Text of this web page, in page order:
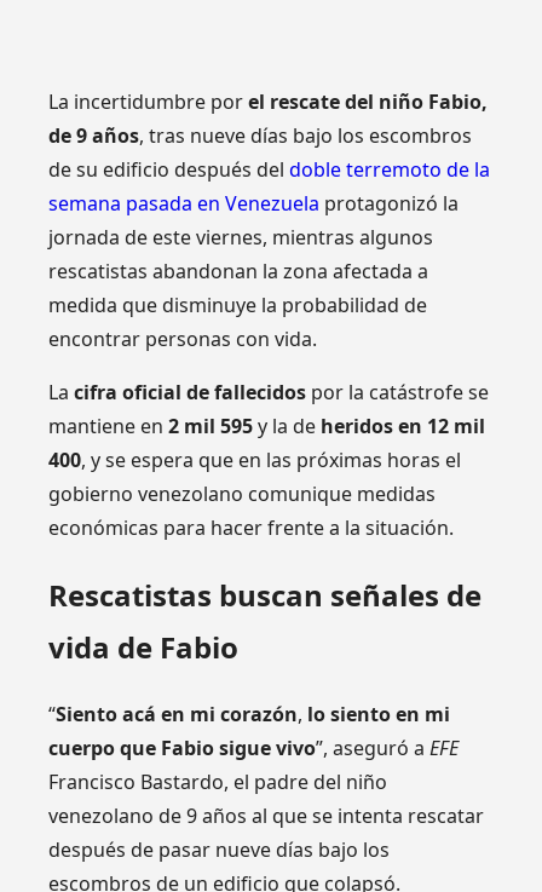
La incertidumbre porel rescate del niño Fabio,
de 9 años, tras nueve días bajo los escombros
de su edificio después deldoble terremoto de la
semana pasada en Venezuela protagonizó la
jornada de este viernes, mientras algunos
rescatistas abandonan la zona afectada a
medida que disminuye la probabilidad de
encontrar personas con vida.
La cifra oficial de fallecidos por la catástrofe se
mantiene en2 mil 595y la de heridos en 12 mil
400, y se espera que en las próximas horas el
gobierno venezolano comunique medidas
económicas para hacer frente a la situación.
Rescatistas buscan señales de
vida de Fabio
“Siento acá en mi corazón, lo siento en mi
cuerpo que Fabio sigue vivo”, aseguró aEFE
Francisco Bastardo, el padre del niño
venezolano de 9 años al que se intenta rescatar
después de pasar nueve días bajo los
escombros de un edificio que colapsó.